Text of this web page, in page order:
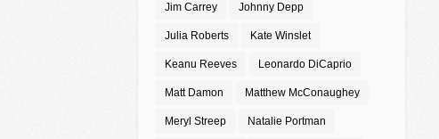
Jim Carrey Johnny Depp
Julia Roberts Kate Winslet
Keanu Reeves Leonardo DiCaprio
Matt Damon Matthew McConaughey
Meryl Streep Natalie Portman